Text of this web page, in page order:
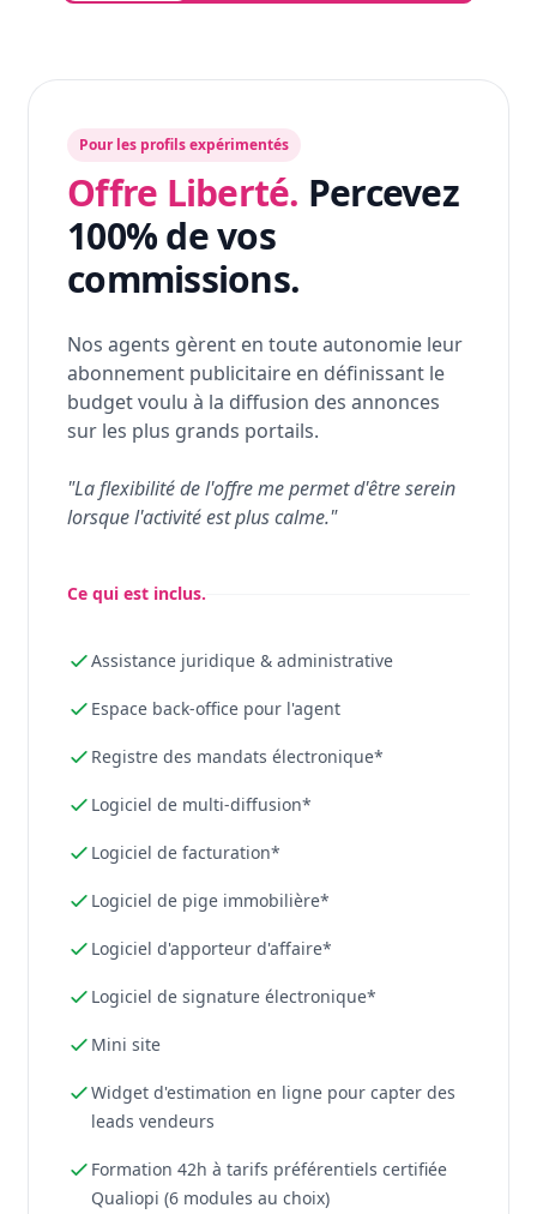
Pour les profils expérimentés
Offre Liberté. Percevez
100% de vos
commissions.
Nos agents gèrent en toute autonomie leur
abonnement publicitaire en définissant le
budget voulu à la diffusion des annonces
sur les plus grands portails.
"La flexibilité de l'offre me permet d'être serein
lorsque l'activité est plus calme."
Ce qui est inclus.
Assistance juridique & administrative
Espace back-office pour l'agent
Registre des mandats électronique*
Logiciel de multi-diffusion*
Logiciel de facturation*
Logiciel de pige immobilière*
Logiciel d'apporteur d'affaire*
Logiciel de signature électronique*
Mini site
Widget d'estimation en ligne pour capter des
leads vendeurs
Formation 42h à tarifs préférentiels certifiée
Qualiopi (6 modules au choix)